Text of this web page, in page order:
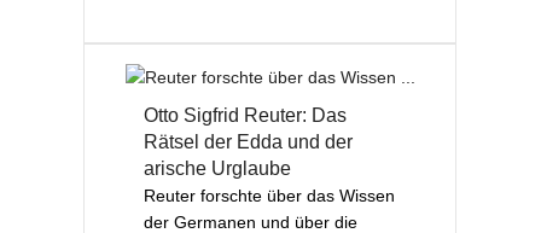
Otto Sigfrid Reuter: Das
Rätsel der Edda und der
arische Urglaube
Reuter forschte über das Wissen
der Germanen und über die